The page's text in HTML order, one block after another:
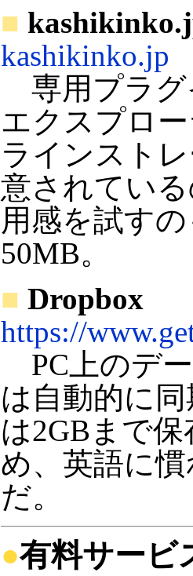
■
kashikinko.jp
専用プラグ
エクスプロ
ラインスト
意されてい
用感を試す
50MB。
■ Dropbox
https://
PC上のデ
は自動的に
は2GBまで
め、英語に
だ。
●有料サービ